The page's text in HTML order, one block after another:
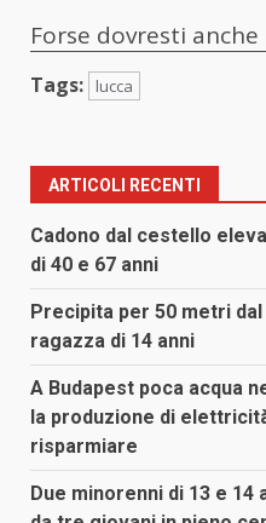
Forse dovresti
Tags: lucca
ARTICOLI RECENTI
Cadono dal cestello
di 40 e 67 anni
Precipita per 50 metri
ragazza di 14 anni
A Budapest poca acqua
la produzione di
risparmiare
Due minorenni di 13 e